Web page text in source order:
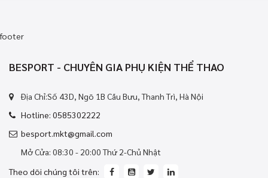
footer
BESPORT - CHUYÊN GIA PHỤ KIỆN THỂ THAO
Địa Chỉ:Số 43D, Ngõ 1B Cầu Bưu, Thanh Trì, Hà Nội
Hotline: 0585302222
besport.mkt@gmail.com
Mở Cửa: 08:30 - 20:00 Thứ 2-Chủ Nhật
Theo dõi chúng tôi trên: